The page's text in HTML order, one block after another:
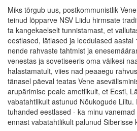
Miks tõrgub uus, postkommunistlik
teinud lõpparve NSV Liidu hirmsate
ta kangekaelselt tunnistamast, et
eestlased, lätlased ja leedulased aastal
nende rahvaste tahtmist ja
venestas ja sovetiseeris oma väikesi
halastamatult, viies nad peaaegu
tänasel päeval teatas Vene
arupärimise peale ametlikult, et Eesti,
vabatahtlikult astunud Nõukogude
tuhanded eestlased - ka minu
ennast vabatahtlikult palunud Siberisse